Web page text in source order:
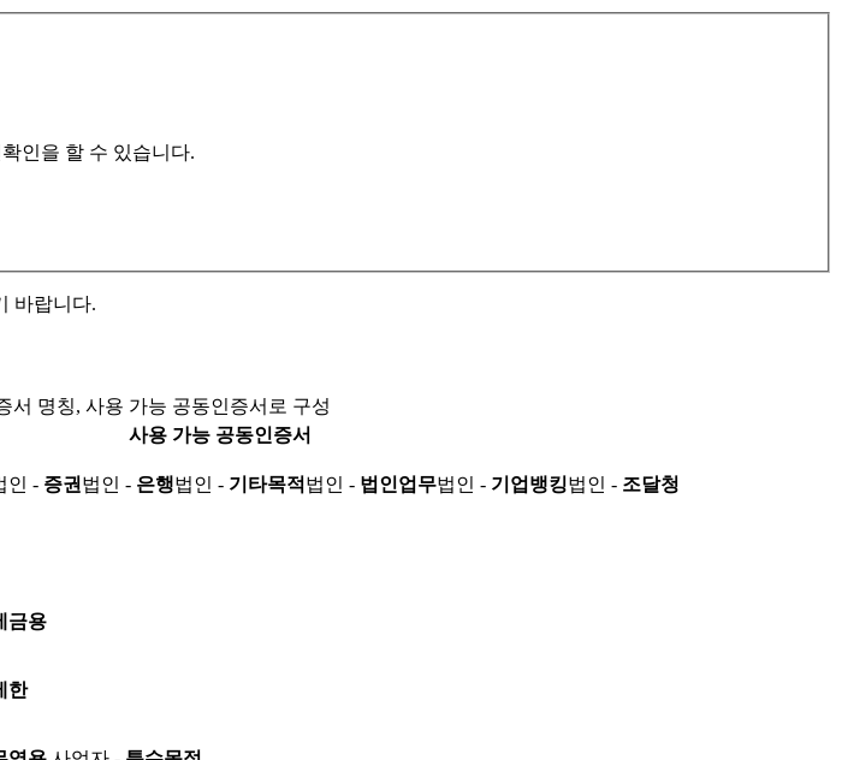
인을 할 수 있습니다.
바랍니다.
서 명칭, 사용 가능 공동인증서로 구성
사용 가능 공동인증서
인 - 증권 법인 - 은행법인 - 기타목적 법인 - 법인업무법인 - 기업뱅킹법인 - 조달청
금용
한